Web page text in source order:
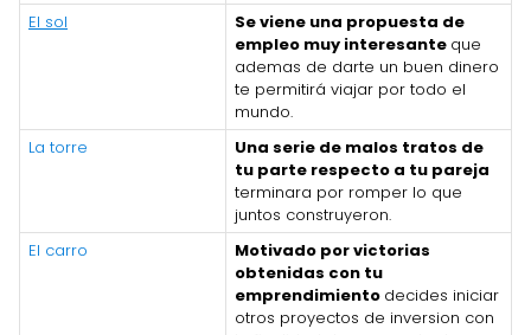
El sol
Se viene una propuesta de
empleo muy interesante que
ademas de darte un buen dinero
te permitirá viajar por todo el
mundo.
La torre
Una serie de malos tratos de
tu parte respecto a tu pareja
terminara por romper lo que
juntos construyeron.
El carro
Motivado por victorias
obtenidas con tu
emprendimiento decides iniciar
otros proyectos de inversion con